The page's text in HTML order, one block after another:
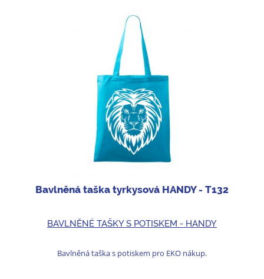
Bavlněná taška tyrkysová HANDY - T132
BAVLNĚNÉ TAŠKY S POTISKEM - HANDY
Bavlněná taška s potiskem pro EKO nákup.